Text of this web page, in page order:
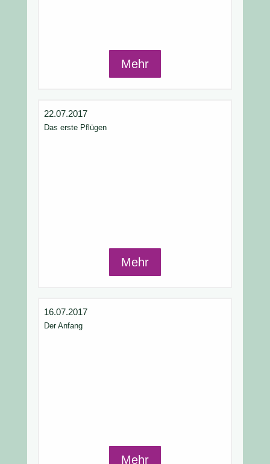
Mehr
22.07.2017
Das erste Pflügen
Mehr
16.07.2017
Der Anfang
Mehr